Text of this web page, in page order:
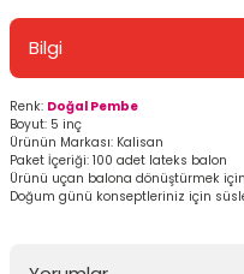
Bilgi
Renk: Doğal Pembe
Boyut: 5 inç
Ürünün Markası: Kalisan
Paket İçeriği: 100 adet lateks balon
Ürünü uçan balona dönüştürmek
Doğum günü konseptleriniz için